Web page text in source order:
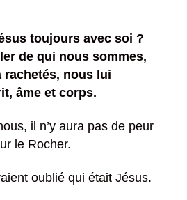
toujours avec soi ?
de qui nous sommes,
rachetés, nous lui
âme et corps.
il n’y aura pas de peur
le Rocher.
oublié qui était Jésus.